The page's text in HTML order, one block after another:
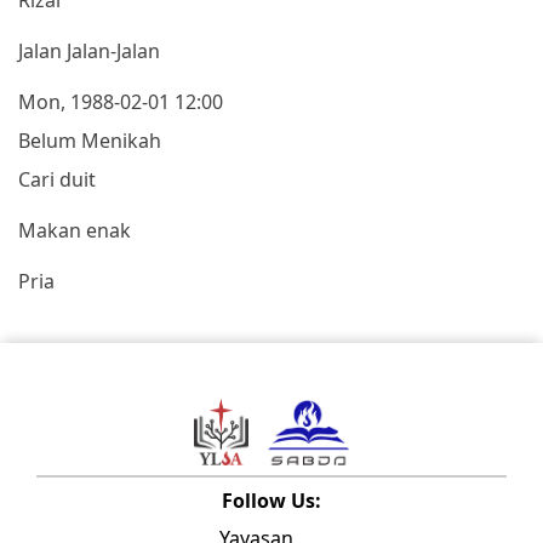
Jalan Jalan-Jalan
Mon, 1988-02-01 12:00
Belum Menikah
Cari duit
Makan enak
Pria
Follow Us:
Yayasan